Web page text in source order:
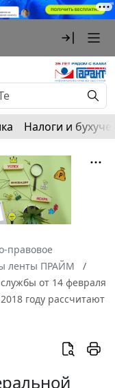
Налоги и
правовое
ленты ПРАЙМ
от 14 февраля
году рассчитают